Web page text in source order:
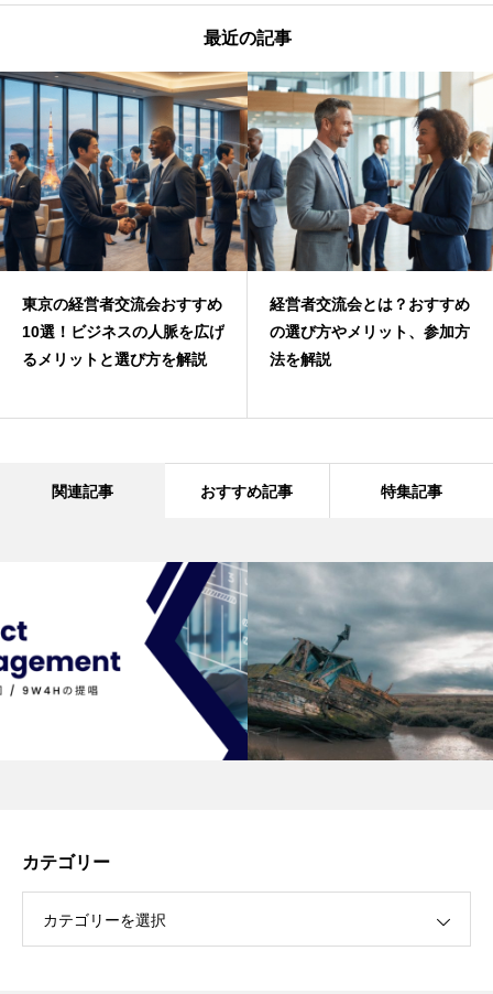
最近の記事
東京の経営者交流会おすすめ
10選！ビジネスの人脈を広げ
るメリットと選び方を解説
経営者交流会とは？おすすめ
の選び方やメリット、参加方
法を解説
関連記事 おすすめ記事 特集記事
カテゴリー
カテゴリーを選択